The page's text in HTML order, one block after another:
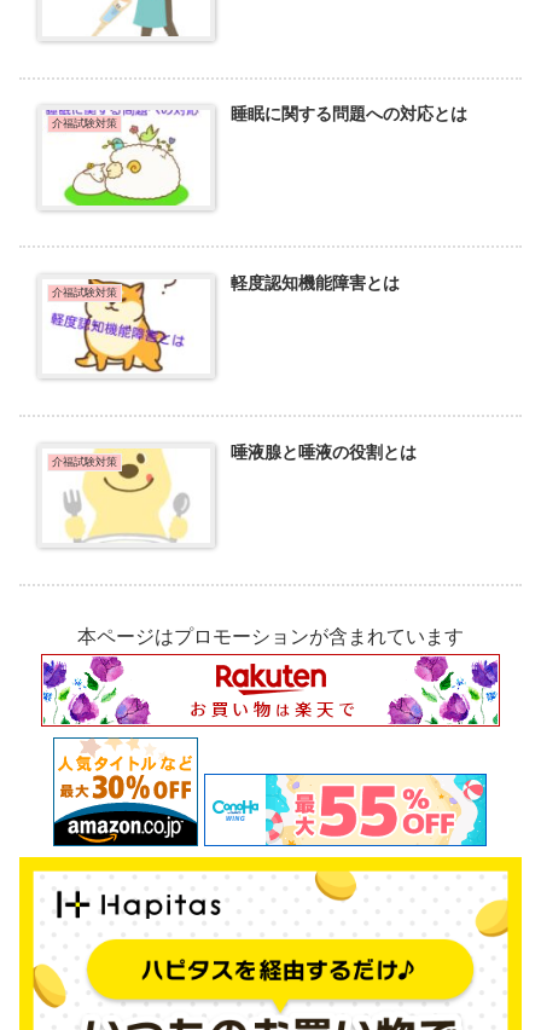
介福試験対策 睡眠に関する問題への対応とは
介福試験対策 軽度認知機能障害とは
介福試験対策 唾液腺と唾液の役割とは
本ページはプロモーションが含まれています